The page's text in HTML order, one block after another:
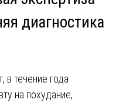
диагностика
в течение года
на похудание,